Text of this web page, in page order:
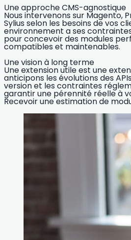
Une approche CMS-agnostique
Nous intervenons sur Magento,
Sylius selon les besoins de vos
environnement a ses
pour concevoir des modules
compatibles et maintenables.
Une vision à long terme
Une extension utile est une
anticipons les évolutions des
version et les contraintes
garantir une pérennité réelle à
Recevoir une estimation de